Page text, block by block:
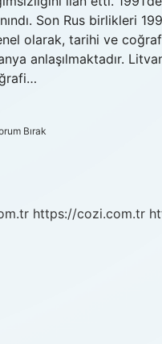
Son Rus birlikleri
olarak, tarihi ve
anlaşılmaktadır.
Bırak
https://cozi.com.tr